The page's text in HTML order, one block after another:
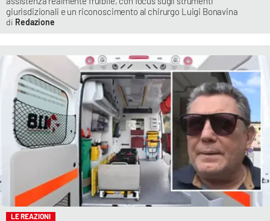
giurisdizionali e un riconoscimento al chirurgo Luigi Bonavina
Redazione
LE REAZIONI